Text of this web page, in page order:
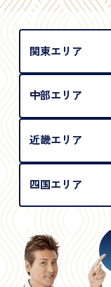
められない
が必要とな
関東エリア
中部エリア
近畿エリア
四国エリア